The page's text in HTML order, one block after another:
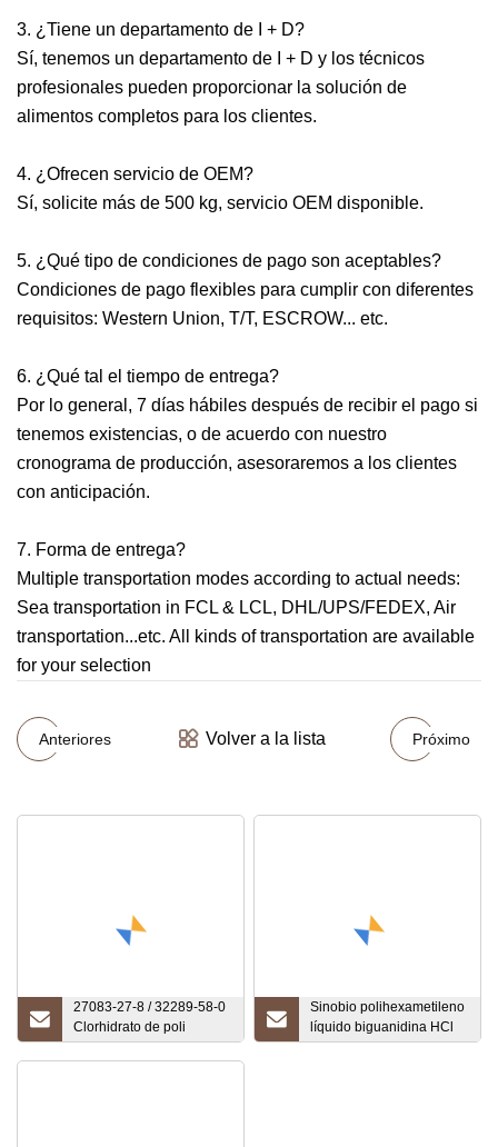
3. ¿Tiene un departamento de I + D?
Sí, tenemos un departamento de I + D y los técnicos
profesionales pueden proporcionar la solución de
alimentos completos para los clientes.
4. ¿Ofrecen servicio de OEM?
Sí, solicite más de 500 kg, servicio OEM disponible.
5. ¿Qué tipo de condiciones de pago son aceptables?
Condiciones de pago flexibles para cumplir con diferentes
requisitos: Western Union, T/T, ESCROW... etc.
6. ¿Qué tal el tiempo de entrega?
Por lo general, 7 días hábiles después de recibir el pago si
tenemos existencias, o de acuerdo con nuestro
cronograma de producción, asesoraremos a los clientes
con anticipación.
7. Forma de entrega?
Multiple transportation modes according to actual needs:
Sea transportation in FCL & LCL, DHL/UPS/FEDEX, Air
transportation...etc. All kinds of transportation are available
for your selection
Anteriores Volver a la lista Próximo
27083-27-8 / 32289-58-0
Clorhidrato de poli
(hexametilenbiguanida)
Sinobio polihexametileno
líquido biguanidina HCl
Phmb 20% CAS 32289-